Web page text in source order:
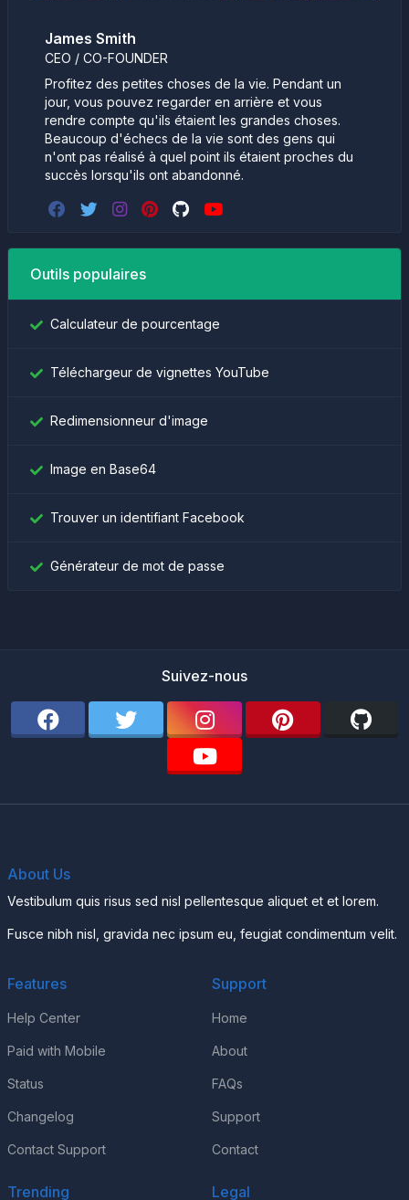
James Smith
CEO / CO-FOUNDER
Profitez des petites choses de la vie. Pendant un
jour, vous pouvez regarder en arrière et vous
rendre compte qu'ils étaient les grandes choses.
Beaucoup d'échecs de la vie sont des gens qui
n'ont pas réalisé à quel point ils étaient proches du
succès lorsqu'ils ont abandonné.
Outils populaires
Calculateur de pourcentage
Téléchargeur de vignettes YouTube
Redimensionneur d'image
Image en Base64
Trouver un identifiant Facebook
Générateur de mot de passe
Suivez-nous
About Us
Vestibulum quis risus sed nisl pellentesque aliquet et et lorem.
Fusce nibh nisl, gravida nec ipsum eu, feugiat condimentum velit.
Features
Help Center
Paid with Mobile
Status
Changelog
Contact Support
Support
Home
About
FAQs
Support
Contact
Trending Legal